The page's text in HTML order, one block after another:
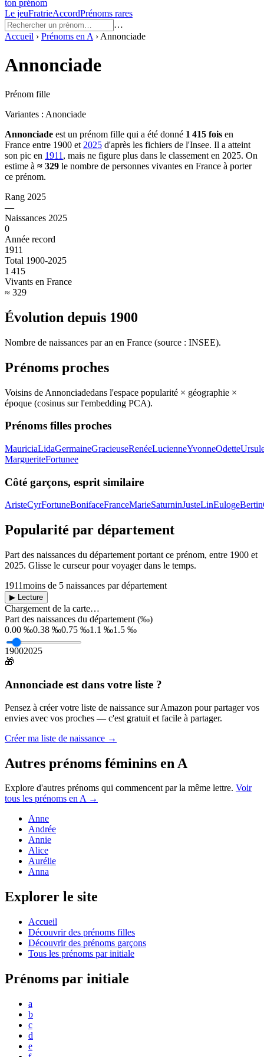
ton prénom
Le jeuFratrieAccordPrénoms rares
…
Accueil › Prénoms en A › Annonciade
Annonciade
Prénom fille
Variantes : Anonciade
Annonciade est un prénom fille qui a été donné 1 415 fois en
France entre 1900 et 2025 d'après les fichiers de l'Insee. Il a atteint
son pic en 1911 , mais ne figure plus dans le classement en 2025. On
estime à ≈ 329 le nombre de personnes vivantes en France à porter
ce prénom.
Rang 2025
—
Naissances 2025
0
Année record
1911
Total 1900-2025
1 415
Vivants en France
≈ 329
Évolution depuis 1900
Nombre de naissances par an en France (source : INSEE).
Prénoms proches
Voisins de Annonciadedans l'espace popularité × géographie ×
époque (cosinus sur l'embedding PCA).
Prénoms filles proches
MauriciaLidaGermaineGracieuseRenéeLucienneYvonneOdette
MargueriteFortunee
Côté garçons, esprit similaire
AristeCyrFortuneBonifaceFranceMarieSaturninJusteLinEulogeBertin
Popularité par département
Part des naissances du département portant ce prénom, entre 1900 et
2025. Glisse le curseur pour voyager dans le temps.
1911moins de 5 naissances par département
▶ Lecture
Chargement de la carte…
Part des naissances du département (‰)
0.00 ‰0.38 ‰0.75 ‰1.1 ‰1.5 ‰
19002025
🎁
Annonciade est dans votre liste ?
Pensez à créer votre liste de naissance sur Amazon pour partager vos
envies avec vos proches — c'est gratuit et facile à partager.
Créer ma liste de naissance →
Autres prénoms féminins en A
Explore d'autres prénoms qui commencent par la même lettre. Voir
tous les prénoms enA→
Anne
Andrée
Annie
Alice
Aurélie
Anna
Explorer le site
Accueil
Découvrir des prénoms filles
Découvrir des prénoms garçons
Tous les prénoms par initiale
Prénoms par initiale
a
b
c
d
e